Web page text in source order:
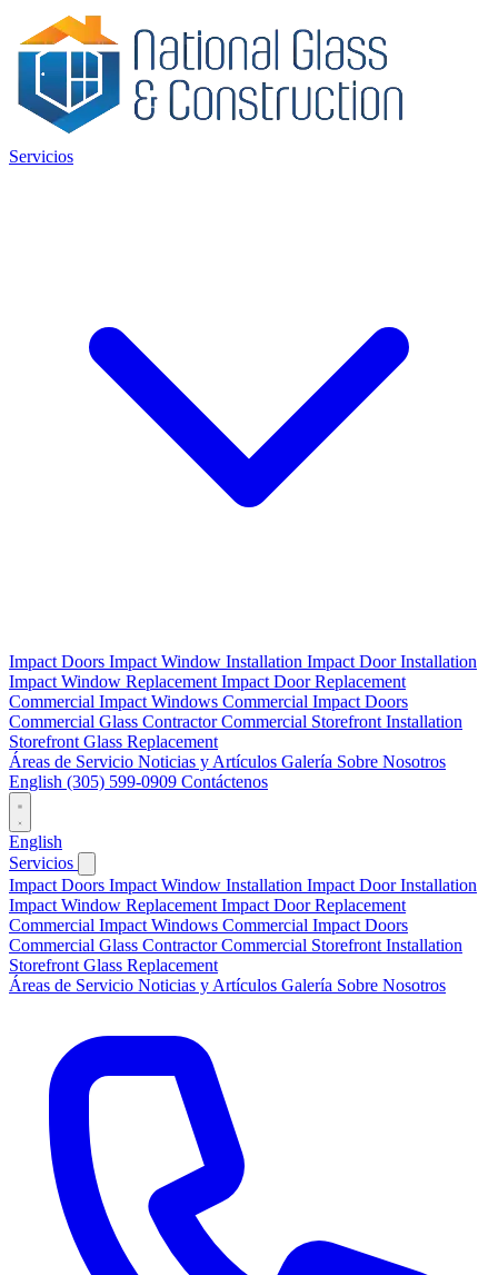
Servicios
Impact Doors Impact Window Installation Impact Door Installation
Impact Window Replacement Impact Door Replacement
Commercial Impact Windows Commercial Impact Doors
Commercial Glass ContractorCommercial Storefront Installation
Storefront Glass Replacement
Áreas de Servicio Noticias y Artículos Galería Sobre Nosotros
English (305) 599-0909 Contáctenos
English
Servicios
Impact Doors Impact Window Installation Impact Door Installation
Impact Window Replacement Impact Door Replacement
Commercial Impact Windows Commercial Impact Doors
Commercial Glass ContractorCommercial Storefront Installation
Storefront Glass Replacement
Áreas de Servicio Noticias y Artículos Galería Sobre Nosotros